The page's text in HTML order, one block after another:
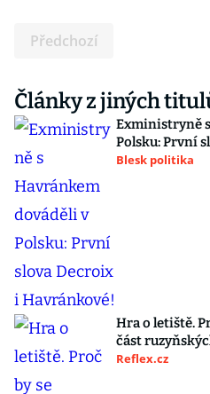
Předchozí
Články z jiných
Exministryně
Polsku: První
Blesk politika
Hra o letiště.
část
Reflex.cz